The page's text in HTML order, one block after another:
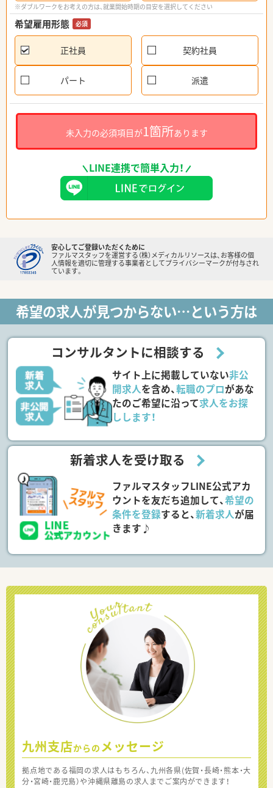
※ダブルワークをお考えの方は、就業開始時期の目安を選択してください
希望雇用形態 必須
正社員 契約社員
パート 派遣
未入力の必須項目が1箇所あります
LINE連携で簡単入力！
安心してご登録いただくために
ファルマスタッフを運営する（株）メディカルリソースは、お客様の個
人情報を適切に管理する事業者としてプライバシーマークが付与され
ています。
希望の求人が見つからない…という方は
コンサルタントに相談する
サイト上に掲載していない非公
開求人を含め、転職のプロがあな
たのご希望に沿って求人をお探
しします！
新着求人を受け取る
ファルマスタッフLINE公式アカ
ウントを友だち追加して、希望の
条件を登録すると、新着求人が届
きます♪
九州支店からの メッセージ
拠点地である福岡の求人はもちろん、九州各県(佐賀・長崎・熊本・大
分・宮崎・鹿児島）や沖縄県離島の求人までご案内ができます！